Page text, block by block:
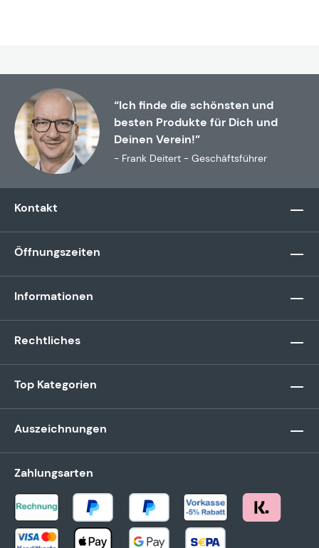
“Ich finde die schönsten und
besten Produkte für Dich und
Deinen Verein!”
- Frank Deitert - Geschäftsführer
Kontakt
Öffnungszeiten
Informationen
Rechtliches
Top Kategorien
Auszeichnungen
Zahlungsarten